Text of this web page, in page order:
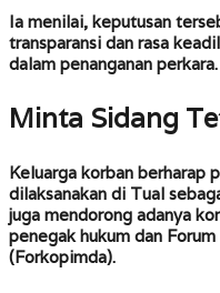
Ia menilai, keputusan
transparansi dan rasa
dalam penanganan perkara.
Minta Sidang
Keluarga korban berharap
dilaksanakan di Tual
juga mendorong adanya
penegak hukum dan
(Forkopimda).